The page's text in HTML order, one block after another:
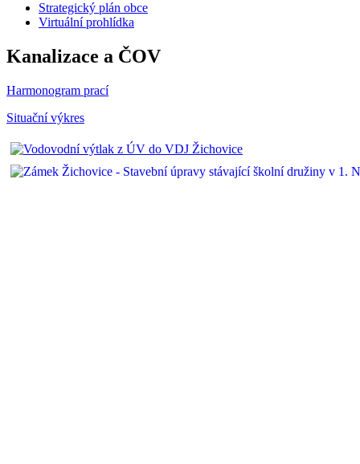
Strategický plán obce
Virtuální prohlídka
Kanalizace a ČOV
Harmonogram prací
Situační výkres